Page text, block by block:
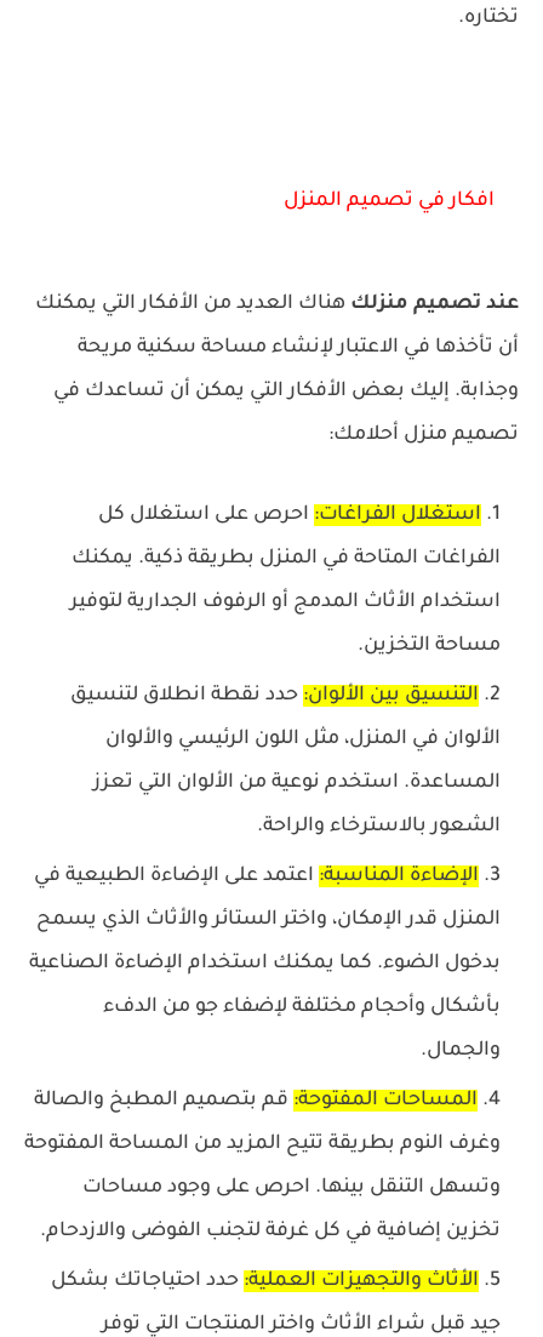
تختاره.
افكار في تصميم المنزل
عند تصميم منزلك هناك العديد من الأفكار التي يمكنك
أن تأخذها في الاعتبار لإنشاء مساحة سكنية مريحة
وجذابة. إليك بعض الأفكار التي يمكن أن تساعدك في
تصميم منزل أحلامك:
استغلال الفراغات: احرص على استغلال كل
الفراغات المتاحة في المنزل بطريقة ذكية. يمكنك
استخدام الأثاث المدمج أو الرفوف الجدارية لتوفير
مساحة التخزين.
التنسيق بين الألوان: حدد نقطة انطلاق لتنسيق
الألوان في المنزل، مثل اللون الرئيسي والألوان
المساعدة. استخدم نوعية من الألوان التي تعزز
الشعور بالاسترخاء والراحة.
الإضاءة المناسبة: اعتمد على الإضاءة الطبيعية في
المنزل قدر الإمكان، واختر الستائر والأثاث الذي يسمح
بدخول الضوء. كما يمكنك استخدام الإضاءة الصناعية
بأشكال وأحجام مختلفة لإضفاء جو من الدفء
والجمال.
المساحات المفتوحة: قم بتصميم المطبخ والصالة
وغرف النوم بطريقة تتيح المزيد من المساحة المفتوحة
وتسهل التنقل بينها. احرص على وجود مساحات
تخزين إضافية في كل غرفة لتجنب الفوضى والازدحام.
الأثاث والتجهيزات العملية: حدد احتياجاتك بشكل
جيد قبل شراء الأثاث واختر المنتجات التي توفر